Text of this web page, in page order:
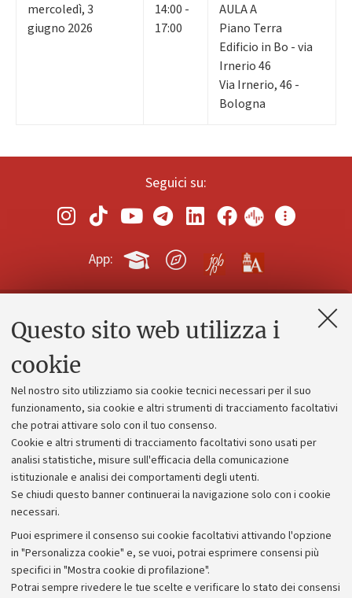
Questo sito web utilizza i
cookie
Nel nostro sito utilizziamo sia cookie tecnici necessari per il suo
funzionamento, sia cookie e altri strumenti di tracciamento facoltativi
che potrai attivare solo con il tuo consenso.
Cookie e altri strumenti di tracciamento facoltativi sono usati per
analisi statistiche, misure sull'efficacia della comunicazione
istituzionale e analisi dei comportamenti degli utenti.
Se chiudi questo banner continuerai la navigazione solo con i cookie
necessari.
Puoi esprimere il consenso sui cookie facoltativi attivando l'opzione
in "Personalizza cookie" e, se vuoi, potrai esprimere consensi più
specifici in "Mostra cookie di profilazione".
Potrai sempre rivedere le tue scelte e verificare lo stato dei consensi
mercoledì,3
giugno 2026
14:00 -
17:00
AULA A
Piano Terra
Edificio in Bo - via
Irnerio 46
Via Irnerio, 46 -
Bologna
Seguici su:
App:
Contatti e PEC
Alumni community
Piano strategico
Bilanci
Donazioni e 5x1000
Bandi, gare e concorsi
Albo online
Amministrazione trasparente